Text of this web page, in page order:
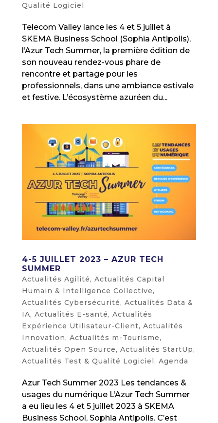
Qualité Logiciel
Telecom Valley lance les 4 et 5 juillet à
SKEMA Business School (Sophia Antipolis),
l’Azur Tech Summer, la première édition de
son nouveau rendez-vous phare de
rencontre et partage pour les
professionnels, dans une ambiance estivale
et festive. L’écosystème azuréen du...
4-5 JUILLET 2023 – AZUR TECH
SUMMER
Actualités Agilité, Actualités Capital
Humain & Intelligence Collective,
Actualités Cybersécurité, Actualités Data &
IA, Actualités E-santé, Actualités
Expérience Utilisateur-Client, Actualités
Innovation, Actualités m-Tourisme,
Actualités Open Source, Actualités StartUp,
Actualités Test & Qualité Logiciel , Agenda
Azur Tech Summer 2023 Les tendances &
usages du numérique L’Azur Tech Summer
a eu lieu les 4 et 5 juillet 2023 à SKEMA
Business School, Sophia Antipolis. C’est